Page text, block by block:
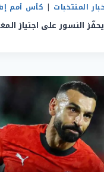
المنتخبات | كأس أمم
النسور على اجتياز